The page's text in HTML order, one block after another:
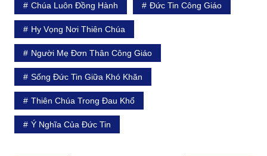
Chúa Luôn Đồng Hành Đức Tin Công Giáo
Hy Vọng Nơi Thiên Chúa
Người Mẹ Đơn Thân Công Giáo
Sống Đức Tin Giữa Khó Khăn
Thiên Chúa Trong Đau Khổ
Ý Nghĩa Của Đức Tin